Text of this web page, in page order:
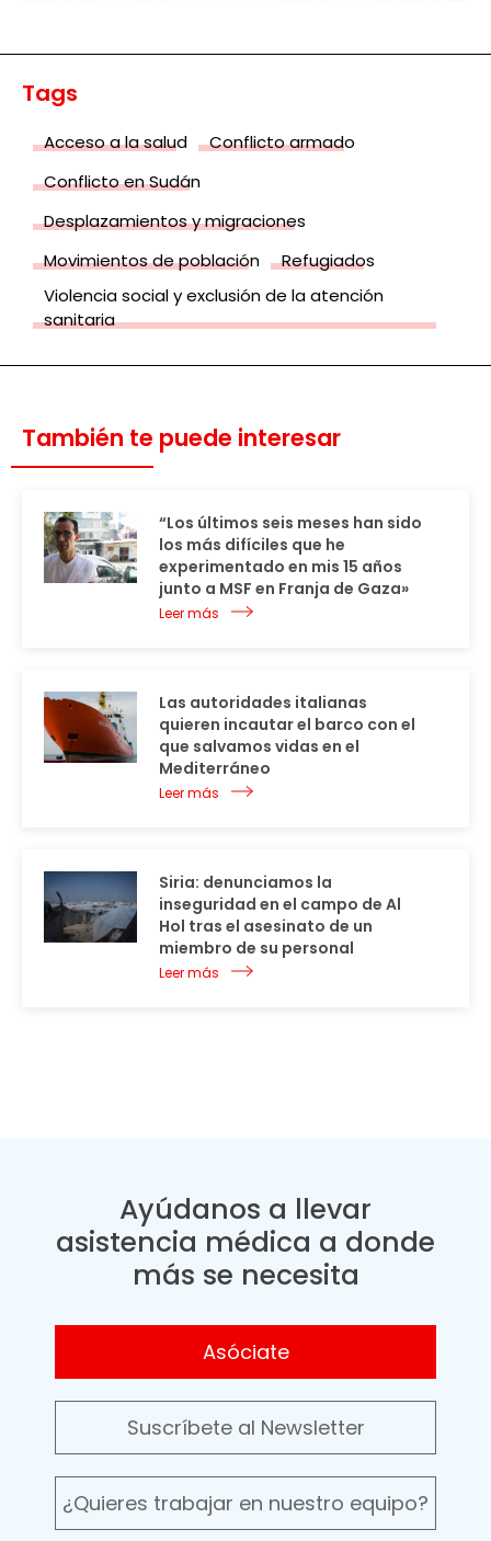
Tags
Acceso a la salud
Conflicto armado
Conflicto en Sudán
Desplazamientos y migraciones
Movimientos de población
Refugiados
Violencia social y exclusión de la atención
sanitaria
También te puede interesar
“Los últimos seis meses han sido
los más difíciles que he
experimentado en mis 15 años
junto a MSF en Franja de Gaza»
Leer más
Las autoridades italianas
quieren incautar el barco con el
que salvamos vidas en el
Mediterráneo
Leer más
Siria: denunciamos la
inseguridad en el campo de Al
Hol tras el asesinato de un
miembro de su personal
Leer más
Ayúdanos a llevar
asistencia médica a donde
más se necesita
Asóciate
Suscríbete al Newsletter
¿Quieres trabajar en nuestro equipo?